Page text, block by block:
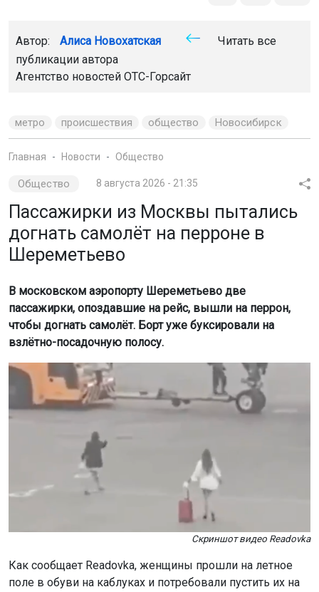
Автор: Алиса Новохатская
Читать все
публикации автора
Агентство новостей ОТС-Горсайт
метро происшествия общество Новосибирск
Главная Новости Общество
Общество 8 августа 2026 - 21:35
Пассажирки из Москвы пытались
догнать самолёт на перроне в
Шереметьево
В московском аэропорту Шереметьево две
пассажирки, опоздавшие на рейс, вышли на перрон,
чтобы догнать самолёт. Борт уже буксировали на
взлётно-посадочную полосу.
Скриншот видео Readovka
Как сообщает Readovka, женщины прошли на летное
поле в обуви на каблуках и потребовали пустить их на